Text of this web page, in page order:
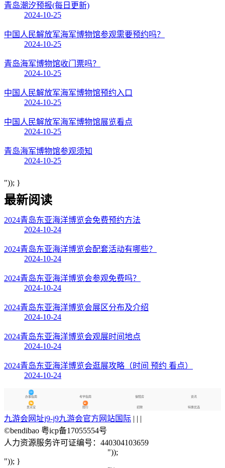
青岛潮汐预报(每日更新)
2024-10-25
中国人民解放军海军博物馆参观需要预约吗？
2024-10-25
青岛海军博物馆收门票吗？
2024-10-25
中国人民解放军海军博物馆预约入口
2024-10-25
中国人民解放军海军博物馆展览看点
2024-10-25
青岛海军博物馆参观须知
2024-10-25
")); }
最新阅读
2024青岛东亚海洋博览会免费预约方法
2024-10-24
2024青岛东亚海洋博览会配套活动有哪些？
2024-10-24
2024青岛东亚海洋博览会参观免费吗？
2024-10-24
2024青岛东亚海洋博览会展区分布及介绍
2024-10-24
2024青岛东亚海洋博览会观展时间地点
2024-10-24
2024青岛东亚海洋博览会逛展攻略（时间 预约 看点）
2024-10-24
办事指南 考学指南 保障房 资讯
景点宝 限行 招聘 特惠优选
九游会网址j9-j9九游会官方网站国际 | | |
©bendibao 粤icp备17055554号
人力资源服务许可证编号：440304103659
"));
")); }